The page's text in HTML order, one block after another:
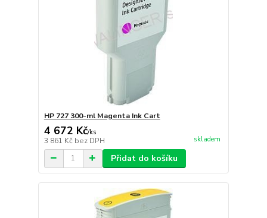
HP 727 300-ml Magenta Ink Cart
4 672 Kč/ks
3 861 Kč bez DPH skladem
Přidat do košíku